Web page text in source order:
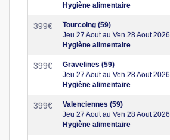
Hygiène alimentaire
399€
Tourcoing (59)
Jeu 27 Aout au Ven 28 Aout 2026
Hygiène alimentaire
399€
Gravelines (59)
Jeu 27 Aout au Ven 28 Aout 2026
Hygiène alimentaire
399€
Valenciennes (59)
Jeu 27 Aout au Ven 28 Aout 2026
Hygiène alimentaire